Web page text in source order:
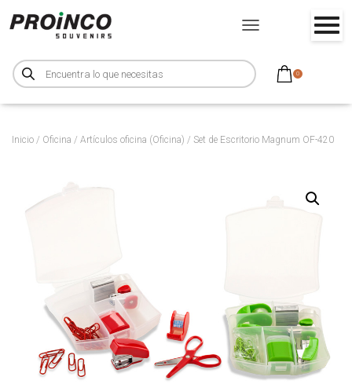
B
ú
s
u
d
0
CAMBIAR MODO DE
Inicio / Oficina / Artículos oficina (Oficina) / Set de Escritorio Magnum OF-420